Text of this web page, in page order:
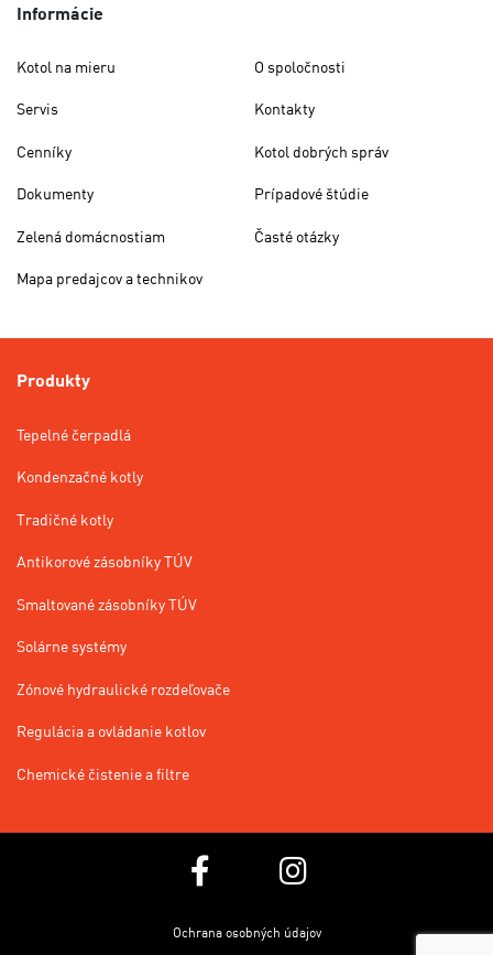
Informácie
Kotol na mieru
Servis
Cenníky
Dokumenty
Zelená domácnostiam
Mapa predajcov a technikov
O spoločnosti
Kontakty
Kotol dobrých správ
Prípadové štúdie
Časté otázky
Produkty
Tepelné čerpadlá
Kondenzačné kotly
Tradičné kotly
Antikorové zásobníky TÚV
Smaltované zásobníky TÚV
Solárne systémy
Zónové hydraulické rozdeľovače
Regulácia a ovládanie kotlov
Chemické čistenie a filtre
Ochrana osobných údajov